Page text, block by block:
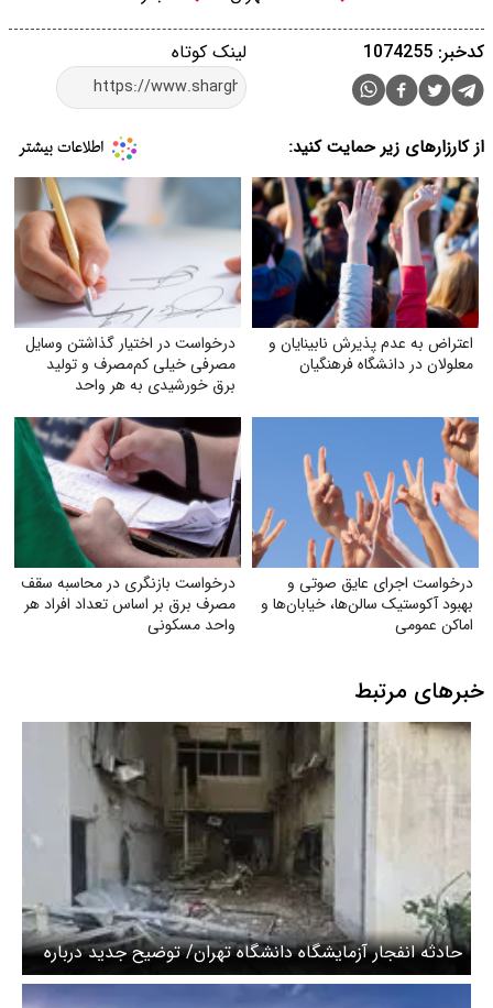
لینک کوتاه کدخبر: 1074255
از کارزارهای زیر حمایت کنید:
اعتراض به عدم پذیرش نابینایان و
معلولان در دانشگاه فرهنگیان
درخواست در اختیار گذاشتن وسایل
مصرفی خیلی کم‌مصرف و تولید
برق خورشیدی به هر واحد
درخواست اجرای عایق صوتی و
بهبود آکوستیک سالن‌ها، خیابان‌ها و
اماکن عمومی
درخواست بازنگری در محاسبه سقف
مصرف برق بر اساس تعداد افراد هر
واحد مسکونی
خبرهای مرتبط
حادثه انفجار آزمایشگاه دانشگاه تهران/ توضیح جدید درباره
چرایی استفاده از کپسول هیدروژن